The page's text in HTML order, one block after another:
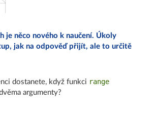
je něco nového k naučení. Úkoly
jak na odpověď přijít, ale to určitě
dostanete, když funkci range
argumenty?